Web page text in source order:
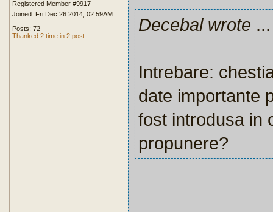
Registered Member #9917
Joined: Fri Dec 26 2014, 02:59AM
Posts: 72
Thanked 2 time in 2 post
Decebal wrote ...
Intrebare:
date importante
fost introdusa in
propunere?